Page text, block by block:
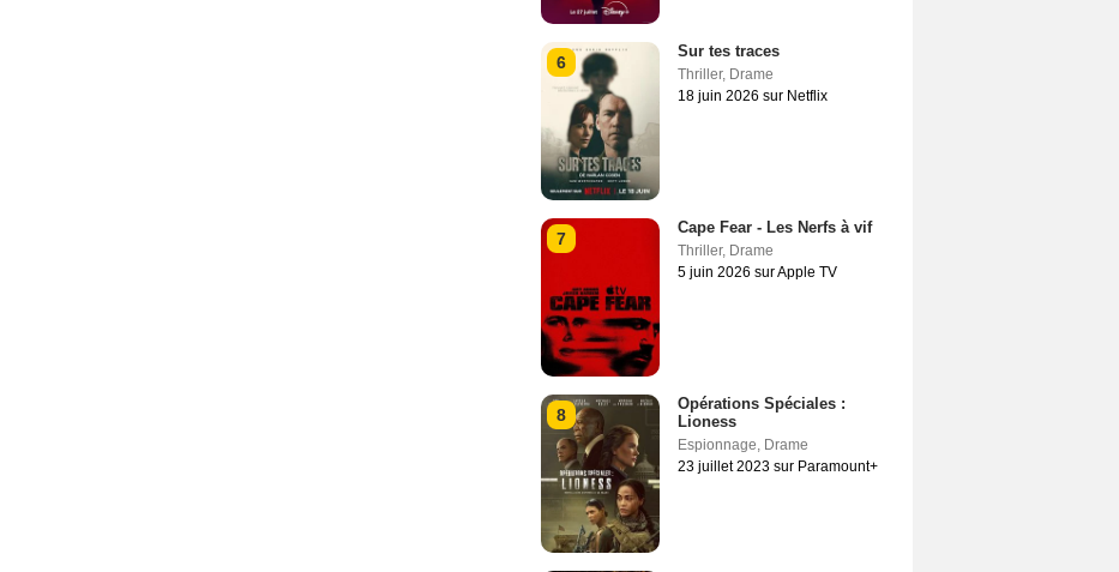
6
Sur tes traces
Thriller, Drame
18 juin 2026 sur Netflix
7
Cape Fear - Les Nerfs à vif
Thriller, Drame
5 juin 2026 sur Apple TV
8
Opérations Spéciales :
Lioness
Espionnage, Drame
23 juillet 2023 sur Paramount+